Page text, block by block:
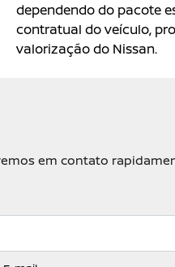
dependendo do pacote
contratual do veículo,
valorização do Nissan.
em contato